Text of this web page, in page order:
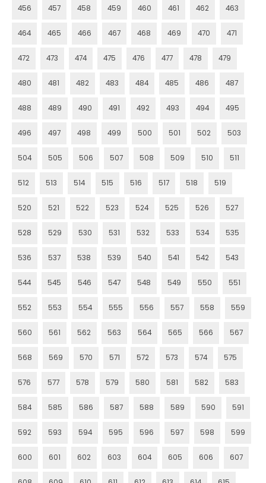
456 457 458 459 460 461 462 463
464 465 466 467 468 469 470 471
472 473 474 475 476 477 478 479
480 481 482 483 484 485 486 487
488 489 490 491 492 493 494 495
496 497 498 499 500 501 502 503
504 505 506 507 508 509 510 511
512 513 514 515 516 517 518 519
520 521 522 523 524 525 526 527
528 529 530 531 532 533 534 535
536 537 538 539 540 541 542 543
544 545 546 547 548 549 550 551
552 553 554 555 556 557 558 559
560 561 562 563 564 565 566 567
568 569 570 571 572 573 574 575
576 577 578 579 580 581 582 583
584 585 586 587 588 589 590 591
592 593 594 595 596 597 598 599
600 601 602 603 604 605 606 607